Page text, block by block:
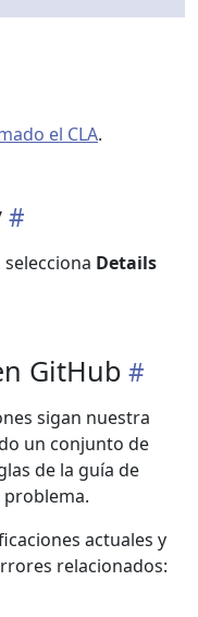
el CLA.
selecciona Details
GitHub
sigan nuestra
un conjunto de
de la guía de
actuales y
relacionados: